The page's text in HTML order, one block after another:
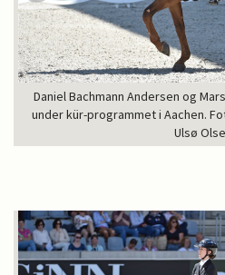
Daniel Bachmann Andersen og
under kür-programmet i Aachen.
Ulsø